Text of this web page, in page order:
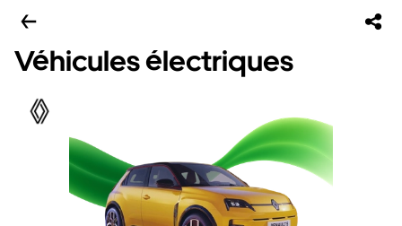
Véhicules électriques